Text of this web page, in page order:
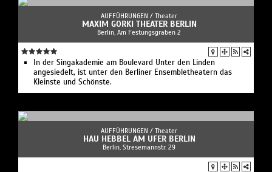
AUFFÜHRUNGEN / Theater
MAXIM GORKI THEATER BERLIN
Berlin, Am Festungsgraben 2
In der Singakademie am Boulevard Unter den Linden
angesiedelt, ist unter den Berliner Ensembletheatern das
Kleinste und Schönste.
AUFFÜHRUNGEN / Theater
HAU HEBBEL AM UFER BERLIN
Berlin, Stresemannstr. 29